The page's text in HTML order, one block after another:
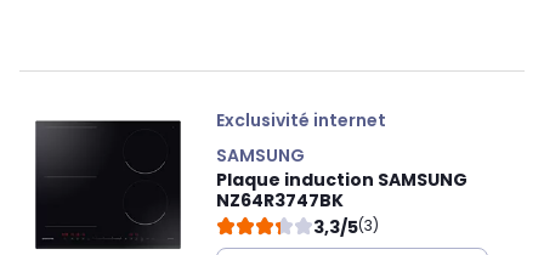
Exclusivité internet
SAMSUNG
Plaque induction SAMSUNG
NZ64R3747BK
3,3/5(3)